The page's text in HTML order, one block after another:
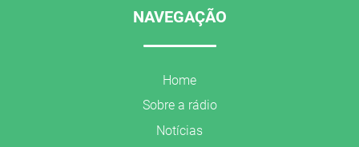
NAVEGAÇÃO
Home
Sobre a rádio
Notícias